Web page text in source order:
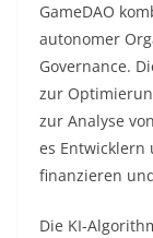
GameDAO
autonomer
Governance.
zur
zur Analyse
es Entwicklern
finanzieren
Die KI-